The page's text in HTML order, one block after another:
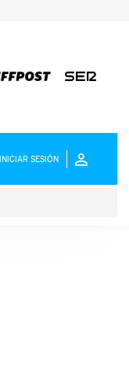
INICIAR SESIÓN